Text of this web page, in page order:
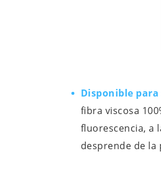
Disponible para
fibra viscosa
fluorescencia, a
desprende de la